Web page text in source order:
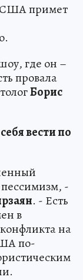
США примет
где он –
провала
Борис
вести по
-
. - Есть
в
на
по-